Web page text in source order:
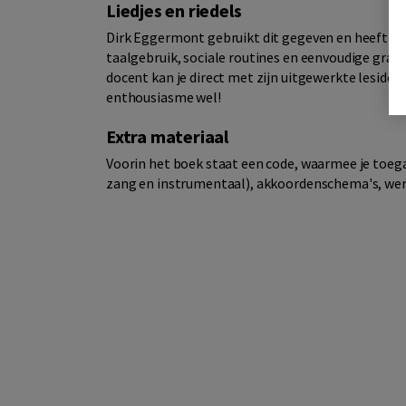
Liedjes en riedels
Dirk Eggermont gebruikt dit gegeven en heeft
taalgebruik, sociale routines en eenvoudige
docent kan je direct met zijn uitgewerkte
enthousiasme wel!
Extra materiaal
Voorin het boek staat een code, waarmee je
zang en instrumentaal), akkoordenschema's,